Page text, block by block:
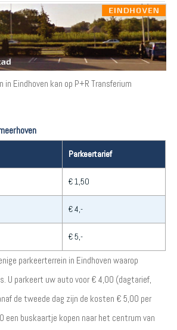
in Eindhoven kan op P+R Transferium
Parkeertarief
€ 1,50
€ 4,-
€ 5,-
parkeerterrein in Eindhoven waarop
U parkeert uw auto voor € 4,00 (dagtarief,
de tweede dag zijn de kosten € 5,00 per
een buskaartje kopen naar het centrum van